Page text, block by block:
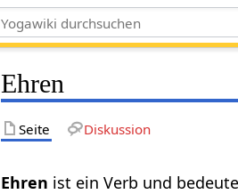
Ehren
Seite Diskussion
ist ein Verb und